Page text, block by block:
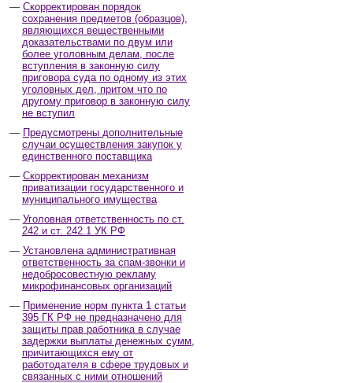
Скорректирован порядок
сохранения предметов (образцов),
являющихся вещественными
доказательствами по двум или
более уголовным делам, после
вступления в законную силу
приговора суда по одному из этих
уголовных дел, притом что по
другому приговор в законную силу
не вступил
Предусмотрены дополнительные
случаи осуществления закупок у
единственного поставщика
Скорректирован механизм
приватизации государственного и
муниципального имущества
Уголовная ответственность по ст.
242 и ст. 242.1 УК РФ
Установлена административная
ответственность за спам-звонки и
недобросовестную рекламу
микрофинансовых организаций
Применение норм пункта 1 статьи
395 ГК РФ не предназначено для
защиты прав работника в случае
задержки выплаты денежных сумм,
причитающихся ему от
работодателя в сфере трудовых и
связанных с ними отношений